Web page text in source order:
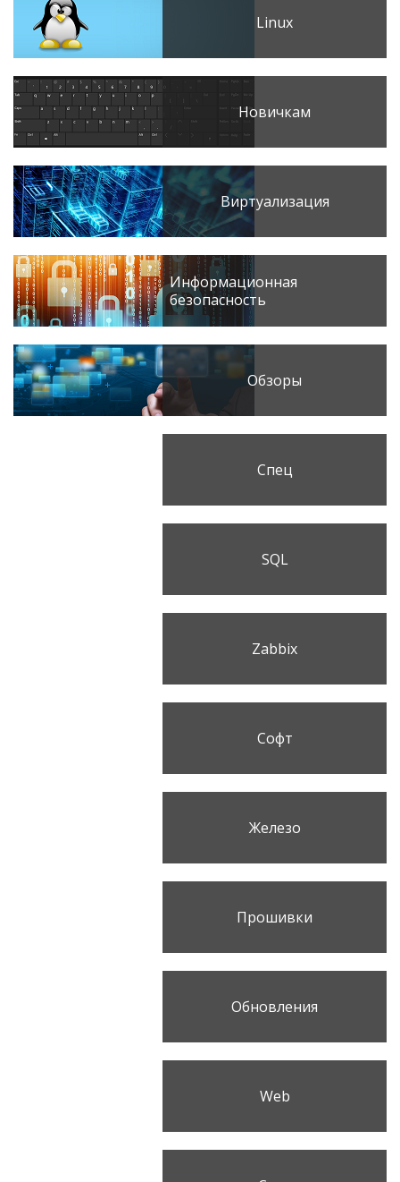
Linux
Новичкам
Виртуализация
Информационная
безопасность
Обзоры
Спец
SQL
Zabbix
Софт
Железо
Прошивки
Обновления
Web